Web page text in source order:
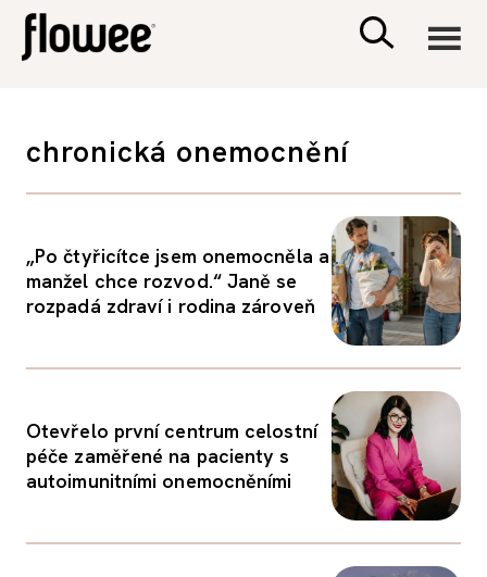
PSYCHOLOGIE
RODINA A DĚTI
PORADNA
chronická onemocnění
„Po čtyřicítce jsem onemocněla a
manžel chce rozvod.“ Janě se
rozpadá zdraví i rodina zároveň
Otevřelo první centrum celostní
péče zaměřené na pacienty s
autoimunitními onemocněními